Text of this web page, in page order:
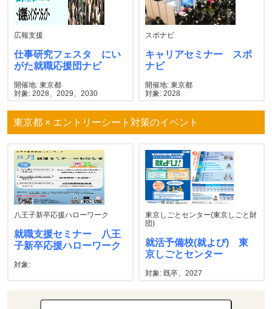
広報支援
仕事研究フェスタ にい
がた就職応援団ナビ
開催地: 東京都
対象: 2028、2029、2030
スポナビ
キャリアセミナー スポ
ナビ
開催地: 東京都
対象: 2028
東京都 × エントリーシート対策のイベント
八王子新卒応援ハローワーク
就職支援セミナー 八王
子新卒応援ハローワーク
対象:
東京しごとセンター(東京しごと財
団)
就活予備校(就よび) 東
京しごとセンター
対象: 既卒、2027